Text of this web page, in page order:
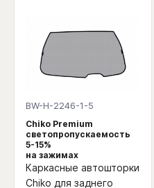
BW-H-2246-1-5
Chiko Premium
светопропускаемость
5-15%
на зажимах
Каркасные автошторки
Chiko для заднего